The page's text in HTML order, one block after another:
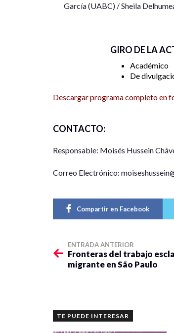
García (UABC) / Sheila
GIRO DE LA
Académico
De
Descargar programa completo en
CONTACTO:
Responsable: Moisés Hussein
Correo Electrónico:
Compartir en Facebook
ENTRADA ANTERIOR
Fronteras del trabajo
migrante en São Paulo
TE PUEDE INTERESAR